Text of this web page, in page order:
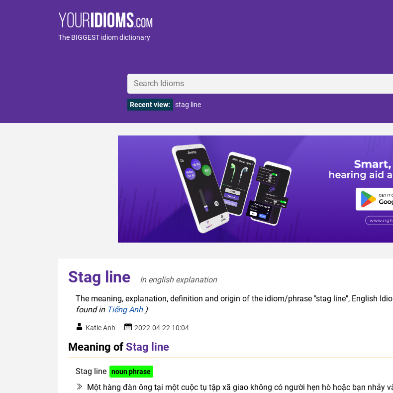
The BIGGEST idiom dictionary
Recent view: stag line
Stag line
In english explanation
The meaning, explanation, definition and origin of the idiom/phrase "stag line", English
found in Tiếng Anh)
Katie Anh 2022-04-22 10:04
Meaning ofStag line
Stag line noun phrase
Một hàng đàn ông tại một cuộc tụ tập xã giao không có người hẹn hò hoặc bạn nhảy